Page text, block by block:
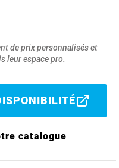
de prix personnalisés et
leur espace pro.
catalogue